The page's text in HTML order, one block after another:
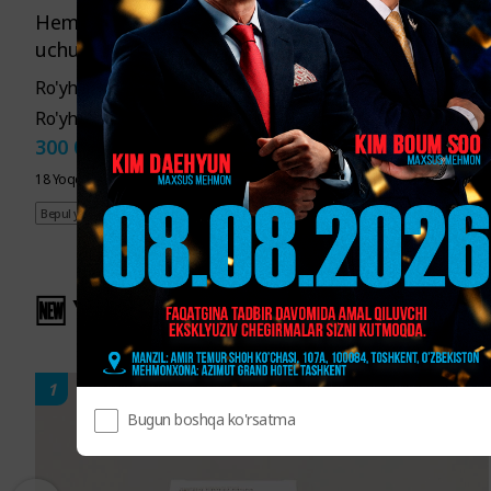
HemoHIM toplami (4 dona) (Promotion davri
uchun oshirilgan PV larda)
Ro'yhatdan o'tishdan avvalgi narx5 410 000UZS
Ro'yhatdan o'tgandan keyingi narx
4 700 000 UZS
300 000 PV
18 Yoqqan
Bepul yetkazib berish
🆕 Yangi mahsulotlar
1
Bugun boshqa ko'rsatma